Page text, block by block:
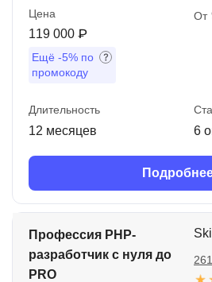
Цена
119 000 ₽
Ещё -5% по
промокоду
От
Длительность
12 месяцев 6
Профессия PHP-
разработчик с нуля до
PRO